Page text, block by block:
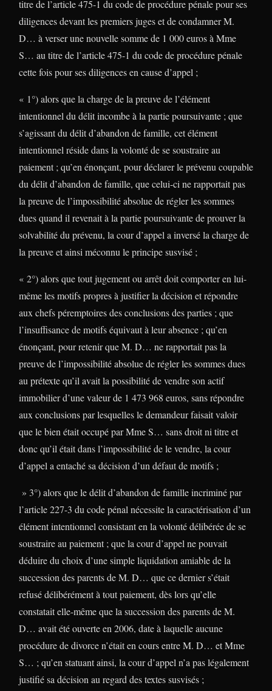
titre de l’article 475-1 du code de procédure pénale pour ses
diligences devant les premiers juges et de condamner M.
D… à verser une nouvelle somme de 1 000 euros à Mme
S… au titre de l’article 475-1 du code de procédure pénale
cette fois pour ses diligences en cause d’appel ;
« 1°) alors que la charge de la preuve de l’élément
intentionnel du délit incombe à la partie poursuivante ; que
s’agissant du délit d’abandon de famille, cet élément
intentionnel réside dans la volonté de se soustraire au
paiement ; qu’en énonçant, pour déclarer le prévenu coupable
du délit d’abandon de famille, que celui-ci ne rapportait pas
la preuve de l’impossibilité absolue de régler les sommes
dues quand il revenait à la partie poursuivante de prouver la
solvabilité du prévenu, la cour d’appel a inversé la charge de
la preuve et ainsi méconnu le principe susvisé ;
« 2°) alors que tout jugement ou arrêt doit comporter en lui-
même les motifs propres à justifier la décision et répondre
aux chefs péremptoires des conclusions des parties ; que
l’insuffisance de motifs équivaut à leur absence ; qu’en
énonçant, pour retenir que M. D… ne rapportait pas la
preuve de l’impossibilité absolue de régler les sommes dues
au prétexte qu’il avait la possibilité de vendre son actif
immobilier d’une valeur de 1 473 968 euros, sans répondre
aux conclusions par lesquelles le demandeur faisait valoir
que le bien était occupé par Mme S… sans droit ni titre et
donc qu’il était dans l’impossibilité de le vendre, la cour
d’appel a entaché sa décision d’un défaut de motifs ;
» 3°) alors que le délit d’abandon de famille incriminé par
l’article 227-3 du code pénal nécessite la caractérisation d’un
élément intentionnel consistant en la volonté délibérée de se
soustraire au paiement ; que la cour d’appel ne pouvait
déduire du choix d’une simple liquidation amiable de la
succession des parents de M. D… que ce dernier s’était
refusé délibérément à tout paiement, dès lors qu’elle
constatait elle-même que la succession des parents de M.
D… avait été ouverte en 2006, date à laquelle aucune
procédure de divorce n’était en cours entre M. D… et Mme
S… ; qu’en statuant ainsi, la cour d’appel n’a pas légalement
justifié sa décision au regard des textes susvisés ;